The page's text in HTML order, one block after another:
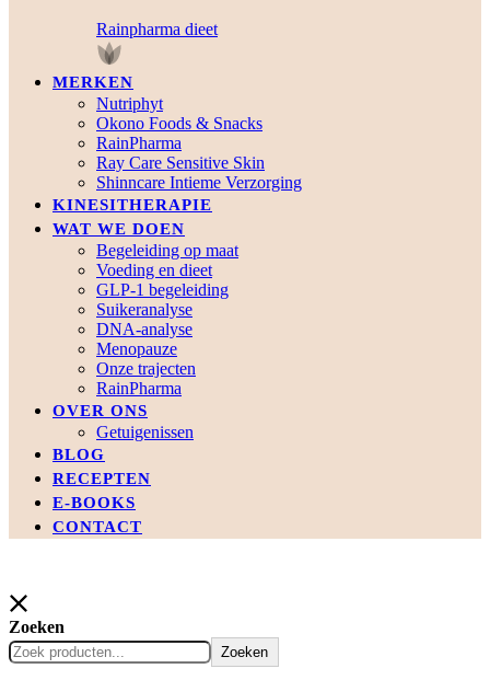
Rainpharma dieet
MERKEN
Nutriphyt
Okono Foods & Snacks
RainPharma
Ray Care Sensitive Skin
Shinncare Intieme Verzorging
KINESITHERAPIE
WAT WE DOEN
Begeleiding op maat
Voeding en dieet
GLP-1 begeleiding
Suikeranalyse
DNA-analyse
Menopauze
Onze trajecten
RainPharma
OVER ONS
Getuigenissen
BLOG
RECEPTEN
E-BOOKS
CONTACT
Zoeken
Zoeken